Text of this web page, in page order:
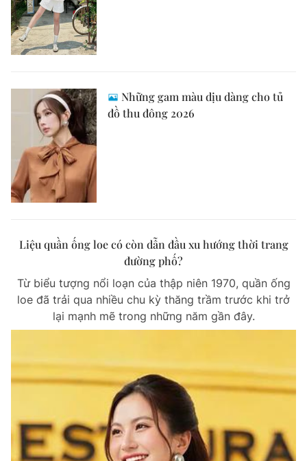
Những gam màu dịu dàng cho tủ
đồ thu đông 2026
Liệu quần ống loe có còn dẫn đầu xu hướng thời trang
đường phố?
Từ biểu tượng nổi loạn của thập niên 1970, quần ống
loe đã trải qua nhiều chu kỳ thăng trầm trước khi trở
lại mạnh mẽ trong những năm gần đây.